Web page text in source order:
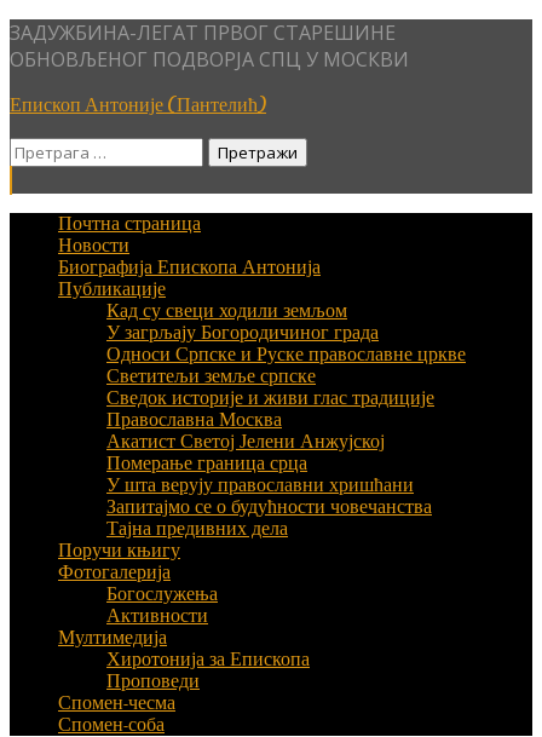
Skip
to
ЗАДУЖБИНА-ЛЕГАТ ПРВОГ СТАРЕШИНЕ
ОБНОВЉЕНОГ ПОДВОРЈА СПЦ У МОСКВИ
Епископ Антоније (Пантелић)
Претрага
Почтна страница
Новости
Биографија Епископа Антонија
Публикације
Кад су свеци ходили земљом
У загрљају Богородичиног града
Односи Српске и Руске православне цркве
Светитељи земље српске
Сведок историје и живи глас традиције
Православна Москва
Акатист Светој Јелени Анжујској
Померање граница срца
У шта верују православни хришћани
Запитајмо се о будућности човечанства
Тајна предивних дела
Поручи књигу
Фотогалерија
Богослужења
Активности
Мултимедија
Хиротонија за Епископа
Проповеди
Спомен-чесма
Спомен-соба